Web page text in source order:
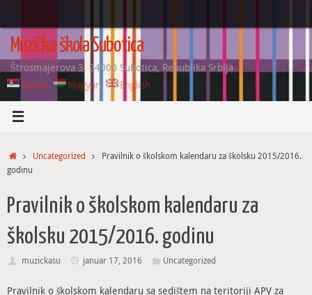
content
Muzička škola Subotica
Štrosmajerova 3, 24000 Subotica, Republika Srbija
Srpski
Magyar English
HomeUncategorized
Pravilnik o školskom kalendaru za školsku 2015/2016.
godinu
Pravilnik o školskom kalendaru za
školsku 2015/2016. godinu
muzickasu januar 17, 2016 Uncategorized
Pravilnik o školskom kalendaru sa sedištem na teritoriji APV za